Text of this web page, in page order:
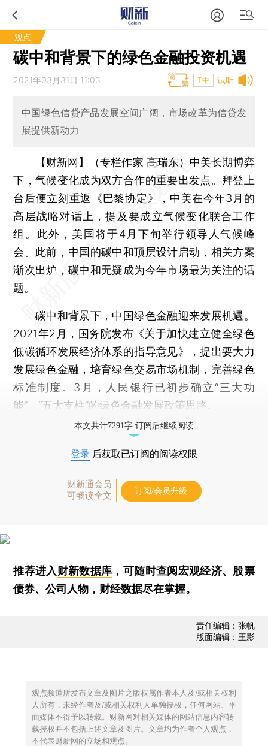
观点
碳中和背景下的绿色金融投资机遇
试听
2021年03月31日 11:03 T中
中国绿色信贷产品发展空间广阔，市场改革为信贷发
展提供新动力
【财新网】（专栏作家 高瑞东） 中美长期博弈
下，气候变化成为双方合作的重要出发点。拜登上
台后便立刻重返《巴黎协定》，中美在今年3月的
高层战略对话上，提及要成立气候变化联合工作
组。此外，美国将于4月下旬举行领导人气候峰
会。此前，中国的碳中和顶层设计启动，相关方案
渐次出炉，碳中和无疑成为今年市场最为关注的话
题。
碳中和背景下，中国绿色金融迎来发展机遇。
2021年2月，国务院发布《关于加快建立健全绿色
低碳循环发展经济体系的指导意见》，提出要大力
发展绿色金融，培育绿色交易市场机制，完善绿色
标准制度。3月，人民银行已初步确立“三大功
能”、“五大支柱”的绿色金融发展政策思路。
本文共计7291字 订阅后继续阅读
登录 后获取已订阅的阅读权限
财新通会员
可畅读全文
订阅/会员升级
推荐进入财新数据库 ，可随时查阅宏观经济、股票
债券、公司人物，财经数据尽在掌握。
责任编辑：张帆
版面编辑：王影
观点频道所发布文章及图片之版权属作者本人及/或相关权利
人所有，未经作者及/或相关权利人单独授权，任何网站、平
面媒体不得予以转载。财新网对相关媒体的网站信息内容转
载授权并不包括上述文章及图片。文章均为作者个人观点，
不代表财新网的立场和观点。